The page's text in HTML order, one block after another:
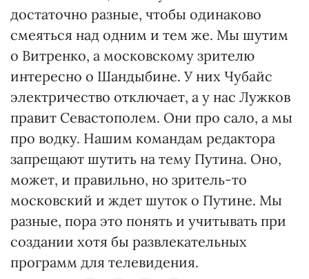
достаточно разные, чтобы одинаково
смеяться над одним и тем же. Мы шутим
о Витренко, а московскому зрителю
интересно о Шандыбине. У них Чубайс
электричество отключает, а у нас Лужков
правит Севастополем. Они про сало, а мы
про водку. Нашим командам редактора
запрещают шутить на тему Путина. Оно,
может, и правильно, но зритель-то
московский и ждет шуток о Путине. Мы
разные, пора это понять и учитывать при
создании хотя бы развлекательных
программ для телевидения.